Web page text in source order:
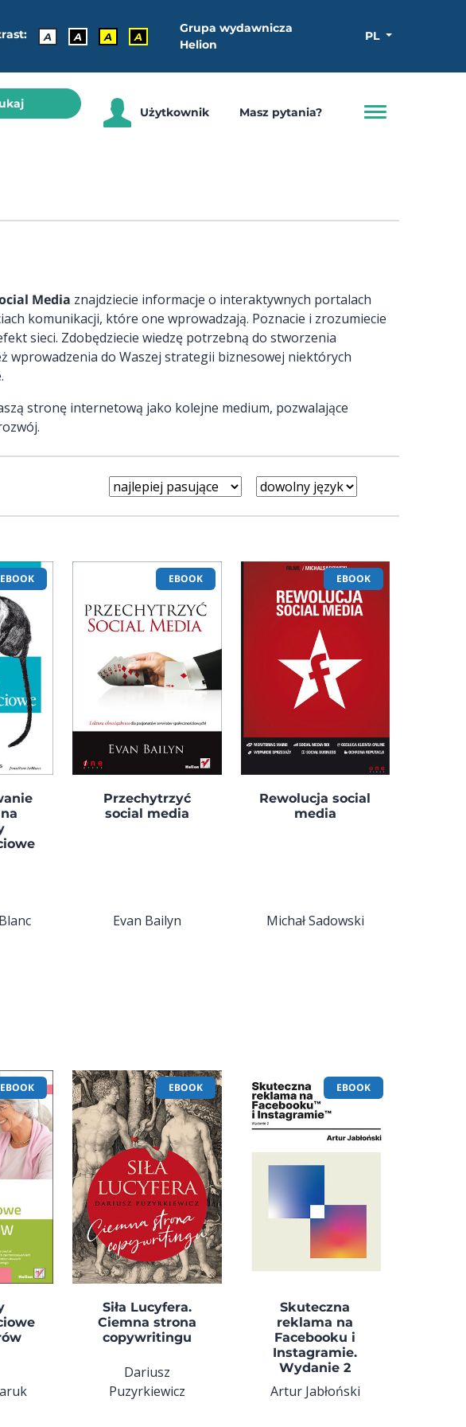
A A A A
Grupa wydawnicza
Helion
PL
Użytkownik Masz pytania?
Media znajdziecie informacje o interaktywnych portalach
komunikacji, które one wprowadzają. Poznacie i zrozumiecie
sieci. Zdobędziecie wiedzę potrzebną do stworzenia
wprowadzenia do Waszej strategii biznesowej niektórych
stronę internetową jako kolejne medium, pozwalające
EBOOK EBOOK
Przechytrzyć
social media
Evan Bailyn
EBOOK
Rewolucja social
media
Michał Sadowski
EBOOK EBOOK
Siła Lucyfera.
Ciemna strona
copywritingu
Dariusz
Puzyrkiewicz
EBOOK
Skuteczna
reklama na
Facebooku i
Instagramie.
Wydanie 2
Artur Jabłoński